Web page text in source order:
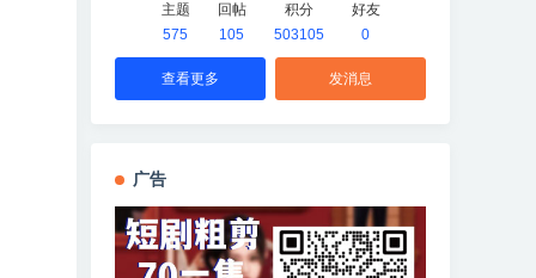
主题
575
回帖
105
积分
503105
好友
0
查看更多 发消息
广告